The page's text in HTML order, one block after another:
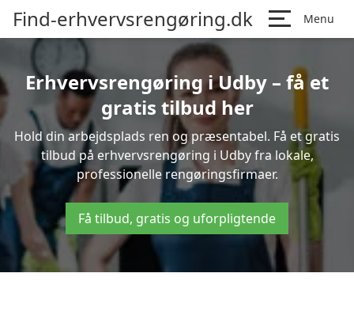
Find-erhvervsrengøring.dk Menu
Erhvervsrengøring i Udby – få et
gratis tilbud her
Hold din arbejdsplads ren og præsentabel. Få et gratis
tilbud på erhvervsrengøring i Udby fra lokale,
professionelle rengøringsfirmaer.
Få tilbud, gratis og uforpligtende